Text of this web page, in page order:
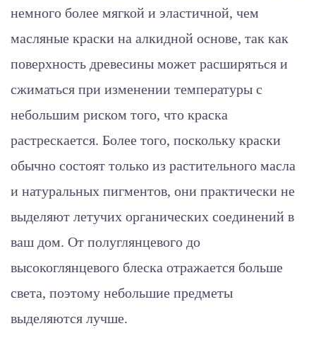
немного более мягкой и эластичной, чем
масляные краски на алкидной основе, так как
поверхность древесины может расширяться и
сжиматься при изменении температуры с
небольшим риском того, что краска
растрескается. Более того, поскольку краски
обычно состоят только из растительного масла
и натуральных пигментов, они практически не
выделяют летучих органических соединений в
ваш дом. От полуглянцевого до
высокоглянцевого блеска отражается больше
света, поэтому небольшие предметы
выделяются лучше.